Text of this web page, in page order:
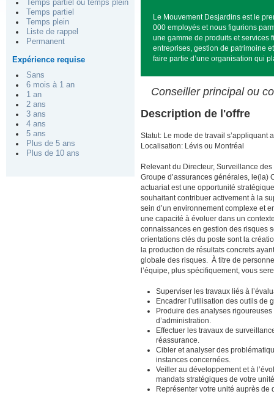
Temps partiel ou temps plein
Temps partiel
Temps plein
Liste de rappel
Permanent
Expérience requise
Sans
6 mois à 1 an
1 an
2 ans
3 ans
4 ans
5 ans
Plus de 5 ans
Plus de 10 ans
Le Mouvement Desjardins est le
000 employés et nous figurions
une gamme de produits et services
entreprises, gestion de patrimoine
faire partie d’une organisation qui
Conseiller principal ou
Description de l'offre
Statut: Le mode de travail s’appliquant
Localisation: Lévis ou Montréal
Relevant du Directeur, Surveillance
Groupe d’assurances générales, le(la)
actuariat est une opportunité
souhaitant contribuer activement à la
sein d’un environnement complexe et
une capacité à évoluer dans un
connaissances en gestion des risques
orientations clés du poste sont la
la production de résultats concrets
globale des risques. À titre de
l’équipe, plus spécifiquement, vous
Superviser les travaux liés à
Encadrer l’utilisation des outils
Produire des analyses
d’administration.
Effectuer les travaux de
réassurance.
Cibler et analyser des
instances concernées.
Veiller au développement et à
mandats stratégiques de votre
Représenter votre unité auprès